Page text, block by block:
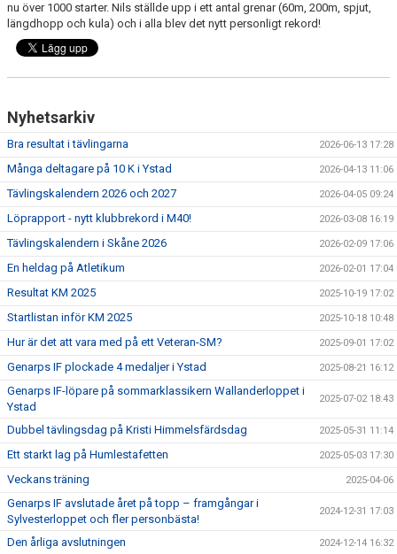
nu över 1000 starter. Nils ställde upp i ett antal grenar (60m, 200m, spjut,
längdhopp och kula) och i alla blev det nytt personligt rekord!
Nyhetsarkiv
Bra resultat i tävlingarna 2026-06-13 17:28
Många deltagare på 10 K i Ystad 2026-04-13 11:06
Tävlingskalendern 2026 och 2027 2026-04-05 09:24
Löprapport - nytt klubbrekord i M40! 2026-03-08 16:19
Tävlingskalendern i Skåne 2026 2026-02-09 17:06
En heldag på Atletikum 2026-02-01 17:04
Resultat KM 2025 2025-10-19 17:02
Startlistan inför KM 2025 2025-10-18 10:48
Hur är det att vara med på ett Veteran-SM? 2025-09-01 17:02
Genarps IF plockade 4 medaljer i Ystad 2025-08-21 16:12
Genarps IF-löpare på sommarklassikern Wallanderloppet i
Ystad
2025-07-02 18:43
Dubbel tävlingsdag på Kristi Himmelsfärdsdag 2025-05-31 11:14
Ett starkt lag på Humlestafetten 2025-05-03 17:30
Veckans träning 2025-04-06
Genarps IF avslutade året på topp – framgångar i
Sylvesterloppet och fler personbästa!
2024-12-31 17:03
Den årliga avslutningen 2024-12-14 16:32